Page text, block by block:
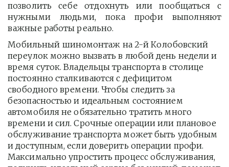
позволить себе отдохнуть или пообщаться с
нужными людьми, пока профи выполняют
важные работы реально.
Мобильный шиномонтаж на 2-й Колобовский
переулок можно вызвать в любой день недели и
время суток. Владельцы транспорта в столице
постоянно сталкиваются с дефицитом
свободного времени. Чтобы следить за
безопасностью и идеальным состоянием
автомобиля не обязательно тратить много
времени и сил. Срочные операции или плановое
обслуживание транспорта может быть удобным
и доступным, если доверить операции профи.
Максимально упростить процесс обслуживания,